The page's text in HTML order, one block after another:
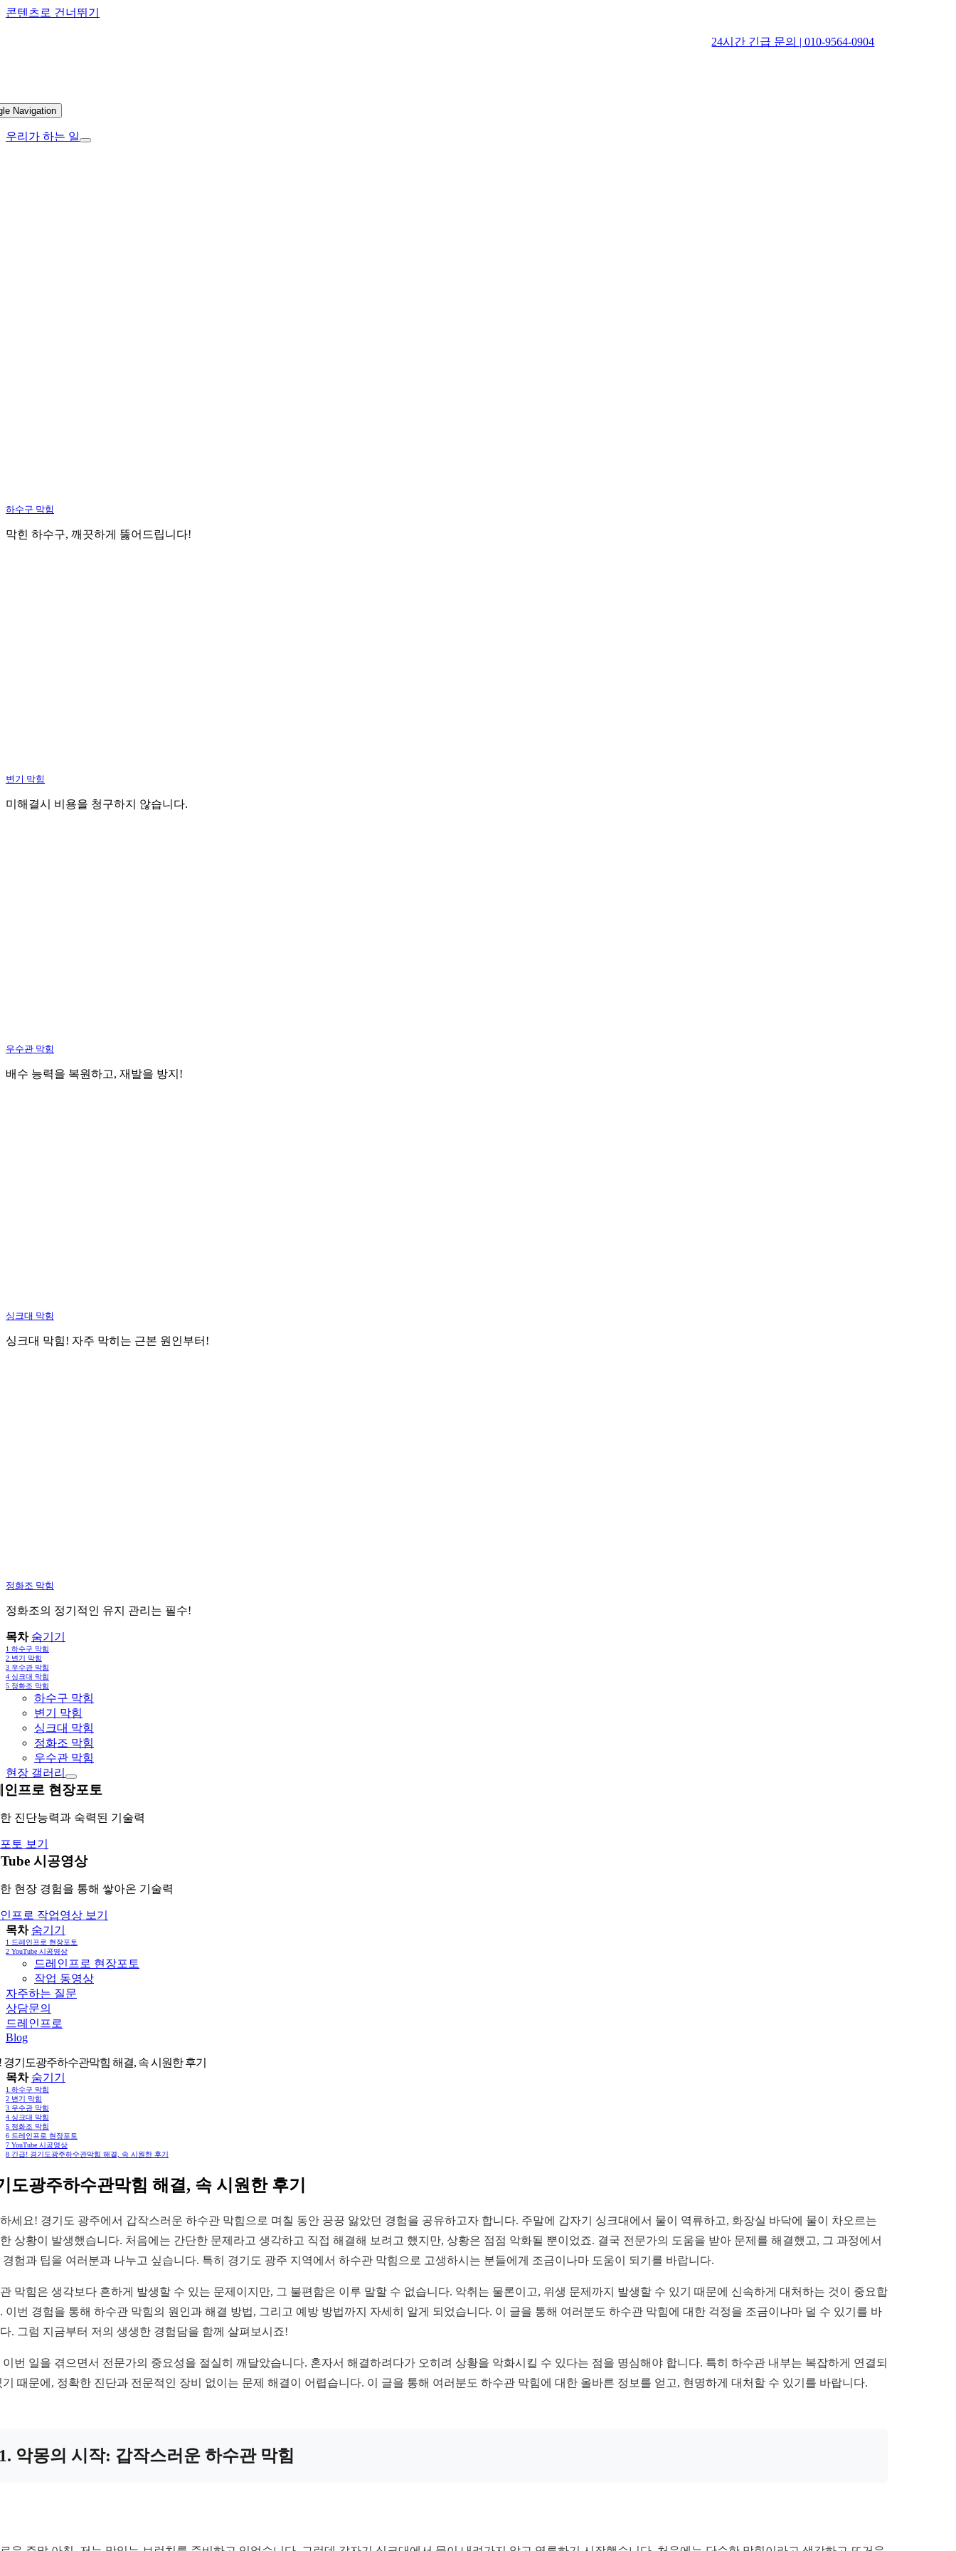
콘텐츠로 건너뛰기
24시간 긴급 문의 | 010-9564-0904
Navigation
우리가 하는 일
하수구 막힘
막힌 하수구, 깨끗하게 뚫어드립니다!
변기 막힘
미해결시 비용을 청구하지 않습니다.
우수관 막힘
배수 능력을 복원하고, 재발을 방지!
싱크대 막힘
싱크대 막힘! 자주 막히는 근본 원인부터!
정화조 막힘
정화조의 정기적인 유지 관리는 필수!
목차 숨기기
1 하수구 막힘
2 변기 막힘
3 우수관 막힘
4 싱크대 막힘
5 정화조 막힘
하수구 막힘
변기 막힘
싱크대 막힘
정화조 막힘
우수관 막힘
현장 갤러리
인프로 현장포토
진단능력과 숙력된 기술력
토 보기
시공영상
현장 경험을 통해 쌓아온 기술력
프로 작업영상 보기
목차 숨기기
1 드레인프로 현장포토
2 YouTube 시공영상
드레인프로 현장포토
작업 동영상
자주하는 질문
상담문의
드레인프로
Blog
경기도광주하수관막힘 해결, 속 시원한 후기
목차 숨기기
1 하수구 막힘
2 변기 막힘
3 우수관 막힘
4 싱크대 막힘
5 정화조 막힘
6 드레인프로 현장포토
7 YouTube 시공영상
8 긴급! 경기도광주하수관막힘 해결, 속 시원한 후기
도광주하수관막힘 해결, 속 시원한 후기
세요! 경기도 광주에서 갑작스러운 하수관 막힘으로 며칠 동안 끙끙 앓았던 경험을 공유하고자 합니다. 주말에 갑자기 싱크대에서 물이 역류하고, 화장실 바닥에 물이 차오르는
상황이 발생했습니다. 처음에는 간단한 문제라고 생각하고 직접 해결해 보려고 했지만, 상황은 점점 악화될 뿐이었죠. 결국 전문가의 도움을 받아 문제를 해결했고, 그 과정에서
경험과 팁을 여러분과 나누고 싶습니다. 특히 경기도 광주 지역에서 하수관 막힘으로 고생하시는 분들에게 조금이나마 도움이 되기를 바랍니다.
막힘은 생각보다 흔하게 발생할 수 있는 문제이지만, 그 불편함은 이루 말할 수 없습니다. 악취는 물론이고, 위생 문제까지 발생할 수 있기 때문에 신속하게 대처하는 것이 중요합
이번 경험을 통해 하수관 막힘의 원인과 해결 방법, 그리고 예방 방법까지 자세히 알게 되었습니다. 이 글을 통해 여러분도 하수관 막힘에 대한 걱정을 조금이나마 덜 수 있기를 바
. 그럼 지금부터 저의 생생한 경험담을 함께 살펴보시죠!
이번 일을 겪으면서 전문가의 중요성을 절실히 깨달았습니다. 혼자서 해결하려다가 오히려 상황을 악화시킬 수 있다는 점을 명심해야 합니다. 특히 하수관 내부는 복잡하게 연결되
기 때문에, 정확한 진단과 전문적인 장비 없이는 문제 해결이 어렵습니다. 이 글을 통해 여러분도 하수관 막힘에 대한 올바른 정보를 얻고, 현명하게 대처할 수 있기를 바랍니다.
악몽의 시작: 갑작스러운 하수관 막힘